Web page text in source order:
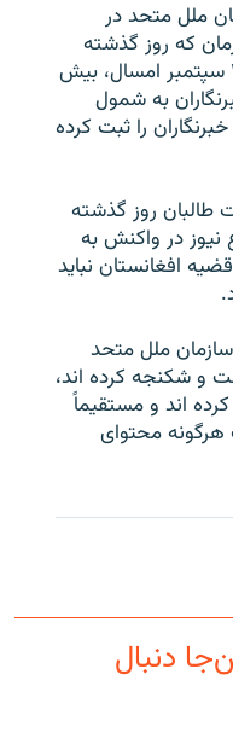
ملل متحد در
که روز گذشته
نشر شد آمده که از اگست ۲۰۲۱ تا ۳۰ سپتمبر امسال، بیش
به شمول
خبرنگاران را ثبت کرده
طالبان روز گذشته
در واکنش به
افغانستان نباید
سازمان ملل متحد
و شکنجه کرده اند،
اند و مستقیماً
هرگونه محتوای
دنبال